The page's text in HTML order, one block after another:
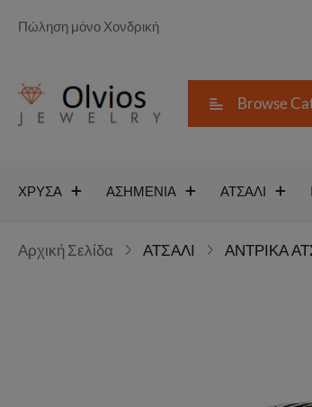
Πώληση μόνο Χονδρική
Browse
ΧΡΥΣΑ ΑΣΗΜΕΝΙΑ ΑΤΣΑΛΙ
Αρχική Σελίδα ΑΤΣΑΛΙ ΑΝΤΡΙΚΑ